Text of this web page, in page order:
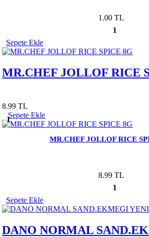
1.00 TL
1
Sepete Ekle
MR.CHEF JOLLOF RICE
8.99 TL
1
Sepete Ekle
MR.CHEF JOLLOF RICE
8.99 TL
1
Sepete Ekle
DANO NORMAL